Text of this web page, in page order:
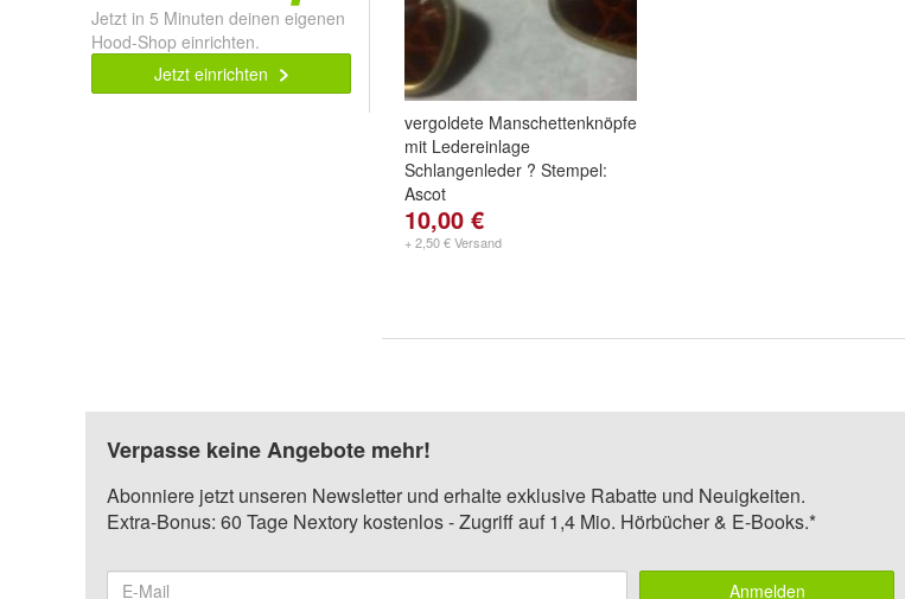
Jetzt in 5 Minuten deinen eigenen
Hood-Shop einrichten.
Jetzt einrichten
vergoldete Manschettenknöpfe
mit Ledereinlage
Schlangenleder ? Stempel:
Ascot
10,00 €
+ 2,50 € Versand
Verpasse keine Angebote mehr!
Abonniere jetzt unseren Newsletter und erhalte exklusive Rabatte und Neuigkeiten.
Extra-Bonus: 60 Tage Nextory kostenlos - Zugriff auf 1,4 Mio. Hörbücher & E-Books.*
Anmelden